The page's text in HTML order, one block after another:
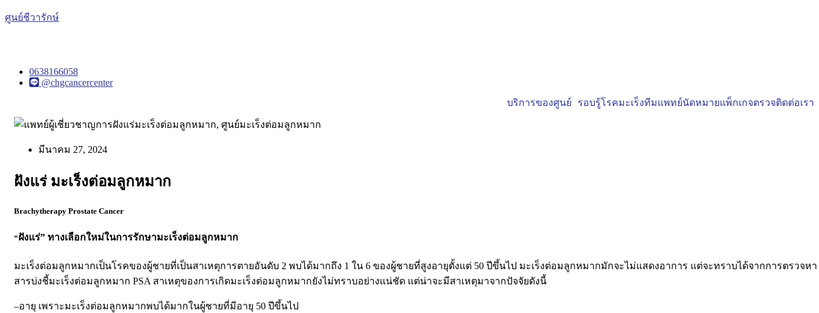
ศูนย์ชีวารักษ์
0638166058
@chgcancercenter
บริการของศูนย์
รอบรู้โรคมะเร็งทีมแพทย์นัดหมายแพ็กเกจตรวจติดต่อเรา
มีนาคม 27, 2024
ฝังแร่ มะเร็งต่อมลูกหมาก
Brachytherapy Prostate Cancer
“ฝังแร่” ทางเลือกใหม่ในการรักษามะเร็งต่อมลูกหมาก
มะเร็งต่อมลูกหมากเป็นโรคของผู้ชายที่เป็นสาเหตุการตายอันดับ 2 พบได้มากถึง 1 ใน 6 ของผู้ชายที่สูงอายุตั้งแต่ 50 ปีขึ้นไป มะเร็งต่อมลูกหมากมักจะไม่แสดงอาการ แต่จะทราบได้จากการตรวจหา
สารบ่งชี้มะเร็งต่อมลูกหมาก PSA สาเหตุของการเกิดมะเร็งต่อมลูกหมากยังไม่ทราบอย่างแน่ชัด แต่น่าจะมีสาเหตุมาจากปัจจัยดังนี้
–อายุ เพราะมะเร็งต่อมลูกหมากพบได้มากในผู้ชายที่มีอายุ 50 ปีขึ้นไป